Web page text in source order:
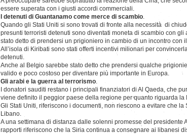
essere superata con i giusti accordi commerciali.
I detenuti di Guantanamo come merce di scambio.
Quando gli Stati Uniti si sono trovati di fronte alla necessità di
presunti terroristi detenuti sono diventati moneta di scambio con
stato detto di prendersi un prigioniero in cambio di un incontro con
All’isola di Kiribati sono stati offerti incentivi milionari per
detenuti.
Anche al Belgio sarebbe stato detto che prendersi qualche
valido e poco costoso per diventare più importante in Europa.
Gli arabi e la guerra al terrorismo.
I donatori sauditi restano i principali finanziatori di Al Qaeda, che
viene definito il peggior paese della regione per quanto riguarda la
Gli Stati Uniti, riferiscono i documenti, non riescono a evitare che
Libano.
A una settimana di distanza dalle solenni promesse del presidente
rapporti riferiscono che la Siria continua a consegnare ai libanesi